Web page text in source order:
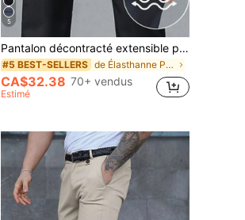
5
Pantalon décontracté extensible pour hommes, pantalon d' slim droit, convient pour les mariages, le bureau, les voyages d', le mariage, le travail
#5 BEST-SELLERS de Élasthanne Pantalon de costume pour homme
CA$32.38 70+ vendus
Estimé